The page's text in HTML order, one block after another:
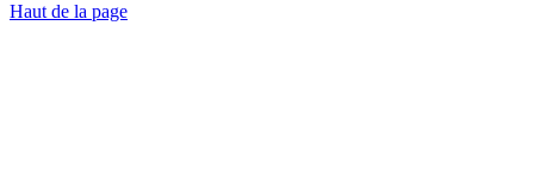
Haut de la page